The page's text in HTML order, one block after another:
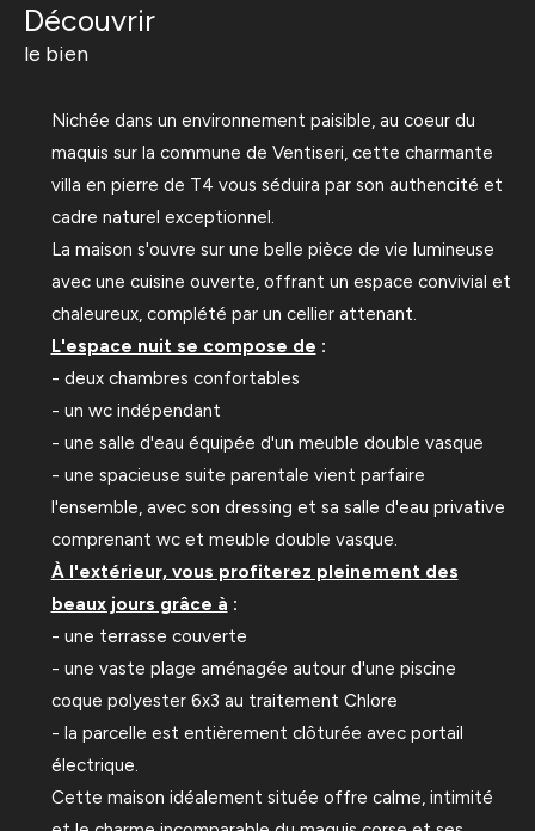
découvrir
le bien
Nichée dans un environnement paisible, au coeur du
maquis sur la commune de Ventiseri, cette charmante
villa en pierre de T4 vous séduira par son authencité et
cadre naturel exceptionnel.
La maison s'ouvre sur une belle pièce de vie lumineuse
avec une cuisine ouverte, offrant un espace convivial et
chaleureux, complété par un cellier attenant.
L'espace nuit se compose de :
- deux chambres confortables
- un wc indépendant
- une salle d'eau équipée d'un meuble double vasque
- une spacieuse suite parentale vient parfaire
l'ensemble, avec son dressing et sa salle d'eau privative
comprenant wc et meuble double vasque.
À l'extérieur, vous profiterez pleinement des
beaux jours grâce à :
- une terrasse couverte
- une vaste plage aménagée autour d'une piscine
coque polyester 6x3 au traitement Chlore
- la parcelle est entièrement clôturée avec portail
électrique.
Cette maison idéalement située offre calme, intimité